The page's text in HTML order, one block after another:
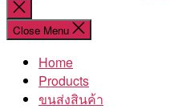
for:
Close
search
Close Menu
Home
Products
ขนส่งสินค้า